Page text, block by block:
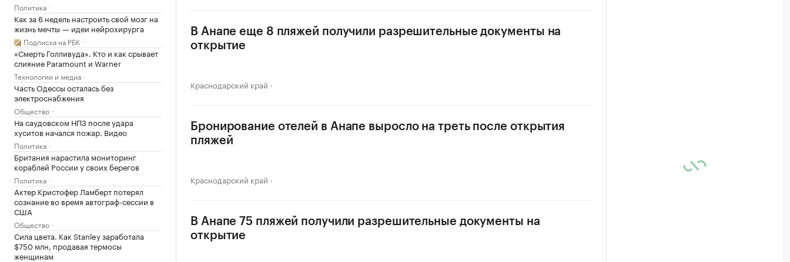
Политика
Как за 6 недель настроить свой мозг на
жизнь мечты — идеи нейрохирурга
Подписка на РБК
«Смерть Голливуда». Кто и как срывает
слияние Paramount и Warner
Технологии и медиа
Часть Одессы осталась без
электроснабжения
Общество
На саудовском НПЗ после удара
хуситов начался пожар. Видео
Политика
Британия нарастила мониторинг
кораблей России у своих берегов
Политика
Актер Кристофер Ламберт потерял
сознание во время автограф-сессии в
США
Общество
Сила цвета. Как Stanley заработала
$750 млн, продавая термосы
женщинам
В Анапе еще 8 пляжей получили разрешительные документы на
открытие
Краснодарский край
Бронирование отелей в Анапе выросло на треть после открытия
пляжей
Краснодарский край
В Анапе 75 пляжей получили разрешительные документы на
открытие